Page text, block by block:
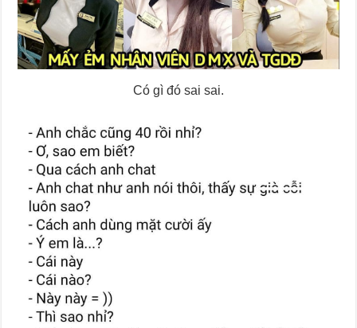
Có gì đó sai sai.